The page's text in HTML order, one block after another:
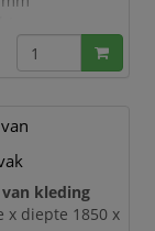
met
u
110 °
hoedenplank is
kleding
x diepte 1850 x